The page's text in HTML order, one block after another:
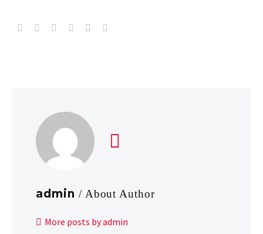
admin / About Author
More posts by admin